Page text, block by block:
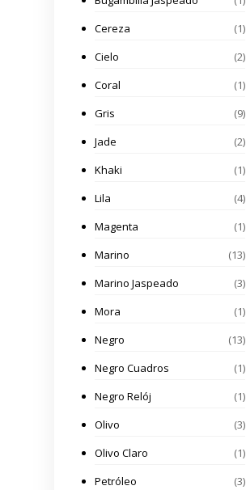
Cereza
(1)
Cielo
(2)
Coral
(1)
Gris
(9)
Jade
(2)
Khaki
(1)
Lila
(4)
Magenta
(1)
Marino
(13)
Marino Jaspeado
(3)
Mora
(1)
Negro
(13)
Negro Cuadros
(1)
Negro Relój
(1)
Olivo
(3)
Olivo Claro
(1)
Petróleo
(3)